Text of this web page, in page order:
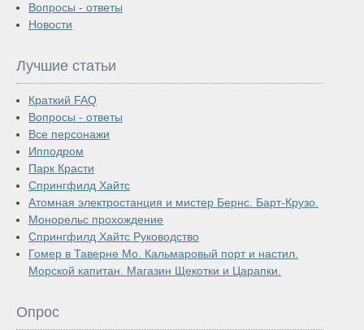
Вопросы - ответы
Новости
Лучшие статьи
Краткий FAQ
Вопросы - ответы
Все персонажи
Ипподром
Парк Красти
Спрингфилд Хайтс
Атомная электростанция и мистер Бернс. Барт-Крузо.
Монорельс прохождение
Спрингфилд Хайтс Руководство
Гомер в Таверне Мо. Кальмаровый порт и настил.
Морской капитан. Магазин Щекотки и Царапки.
Опрос